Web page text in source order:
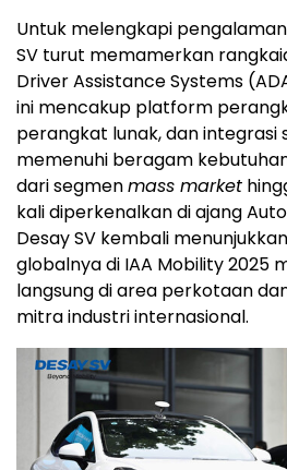
Untuk melengkapi
SV turut memamerkan
Driver Assistance Systems
ini mencakup platform
perangkat lunak, dan integrasi
memenuhi beragam
dari segmenmass market
kali diperkenalkan di ajang
Desay SV kembali
globalnya di IAA Mobility 2025
langsung di area perkotaan
mitra industri internasional.